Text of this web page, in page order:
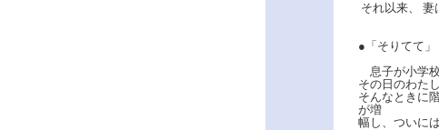
それ以来、 妻
●「そりてて」
息子が小学校
その日のわた
そんなときに
が増
幅し、ついに